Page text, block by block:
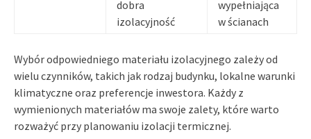
dobra
izolacyjność
wypełniająca
w ścianach
Wybór odpowiedniego materiału izolacyjnego zależy od
wielu czynników, takich jak rodzaj budynku, lokalne warunki
klimatyczne oraz preferencje inwestora. Każdy z
wymienionych materiałów ma swoje zalety, które warto
rozważyć przy planowaniu izolacji termicznej.